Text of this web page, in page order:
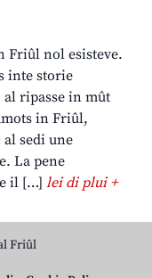
Friûl nol esisteve.
inte storie
ripasse in mût
in Friûl,
sedi une
La pene
il […] lei di plui +
Friûl